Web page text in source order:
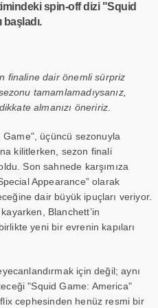
spin-off dizi "Squid
başladı.
finaline dair önemli sürpriz
tamamlamadıysanız,
almanızı öneririz.
Game", üçüncü sezonuyla
kilitlerken, sezon finali
Son sahnede karşımıza
Appearance” olarak
dair büyük ipuçları veriyor.
Blanchett’in
yeni bir evrenin kapıları
için değil; aynı
"Squid Game: America"
cephesinden henüz resmi bir